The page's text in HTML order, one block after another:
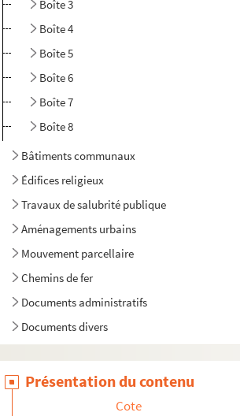
Boîte 3
Boîte 4
Boîte 5
Boîte 6
Boîte 7
Boîte 8
Bâtiments communaux
Édifices religieux
Travaux de salubrité publique
Aménagements urbains
Mouvement parcellaire
Chemins de fer
Documents administratifs
Documents divers
Présentation du contenu
Cote